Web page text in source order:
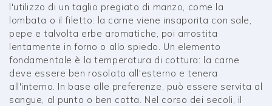
l'utilizzo di un taglio pregiato di manzo, come la
lombata o il filetto: la carne viene insaporita con sale,
pepe e talvolta erbe aromatiche, poi arrostita
lentamente in forno o allo spiedo. Un elemento
fondamentale è la temperatura di cottura: la carne
deve essere ben rosolata all'esterno e tenera
all'interno. In base alle preferenze, può essere servita al
sangue, al punto o ben cotta. Nel corso dei secoli, il